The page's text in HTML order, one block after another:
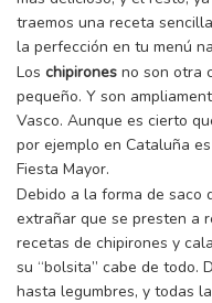
traemos una receta
la perfección en tu menú
Los chipirones no son otra
pequeño. Y son
Vasco. Aunque es cierto
por ejemplo en Cataluña
Fiesta Mayor.
Debido a la forma de saco
extrañar que se presten a
recetas de chipirones y
su “bolsita” cabe de todo.
hasta legumbres, y todas